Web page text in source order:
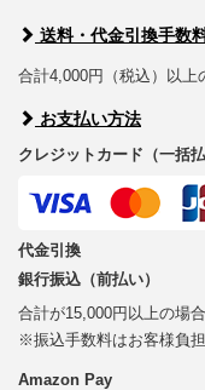
送料・代金引換手数
合計4,000円（税込）以上
お支払い方法
クレジットカード（一括払
代金引換
銀行振込（前払い）
合計が15,000円以上の場
※振込手数料はお客様負担
Amazon Pay